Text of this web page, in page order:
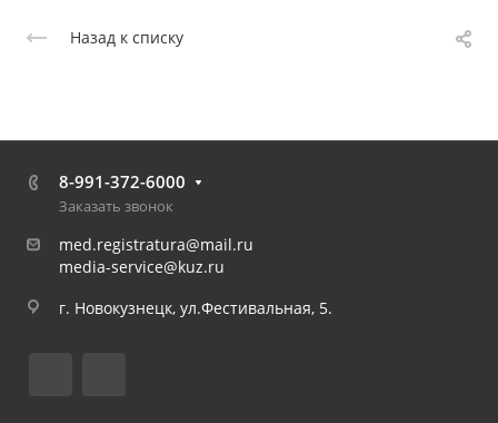
Назад к списку
8-991-372-6000
Заказать звонок
med.registratura@mail.ru
media-service@kuz.ru
г. Новокузнецк, ул.Фестивальная, 5.